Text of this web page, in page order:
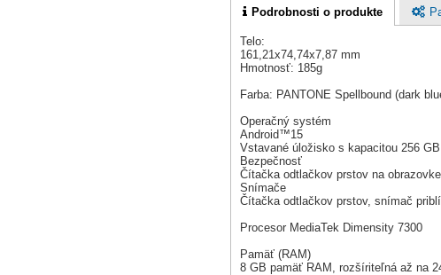
Podrobnosti o produkte
Telo:
161,21x74,74x7,87 mm
Hmotnosť: 185g
Farba: PANTONE Spellbound (dark
Operačný systém
Android™15
Vstavané úložisko s kapacitou 256
Bezpečnosť
Čítačka odtlačkov prstov na
Snímače
Čítačka odtlačkov prstov, snímač
Procesor MediaTek Dimensity 7300
Pamäť (RAM)
8 GB pamäť RAM, rozšíriteľná až na